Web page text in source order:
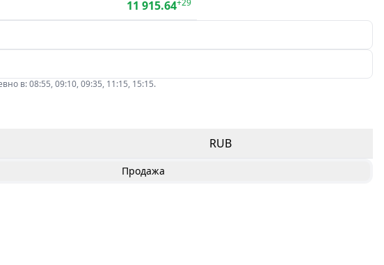
11 915.64+29
в: 08:55, 09:10, 09:35, 11:15, 15:15.
RUB
Продажа